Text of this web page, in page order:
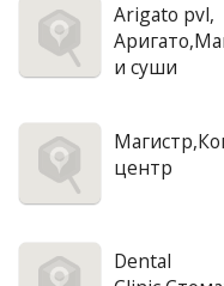
Arigato pvl,
и суши
центр
Dental